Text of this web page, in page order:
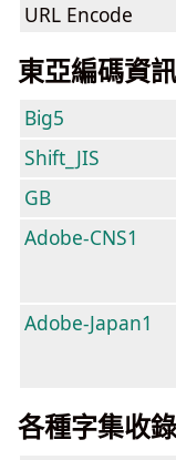
URL Encode
東亞編碼資訊
Big5
Shift_JIS
GB
Adobe-CNS1
Adobe-Japan1
各種字集收